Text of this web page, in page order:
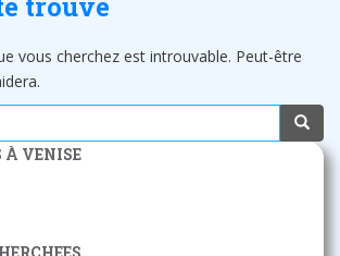
trouvé
vous cherchez est introuvable. Peut-être
À VENISE